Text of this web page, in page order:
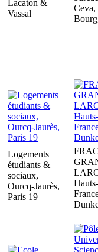
Lacaton &
Vassal
Ceva,
Logements
étudiants &
sociaux,
Ourcq-Jaurès,
Paris 19
FRAC